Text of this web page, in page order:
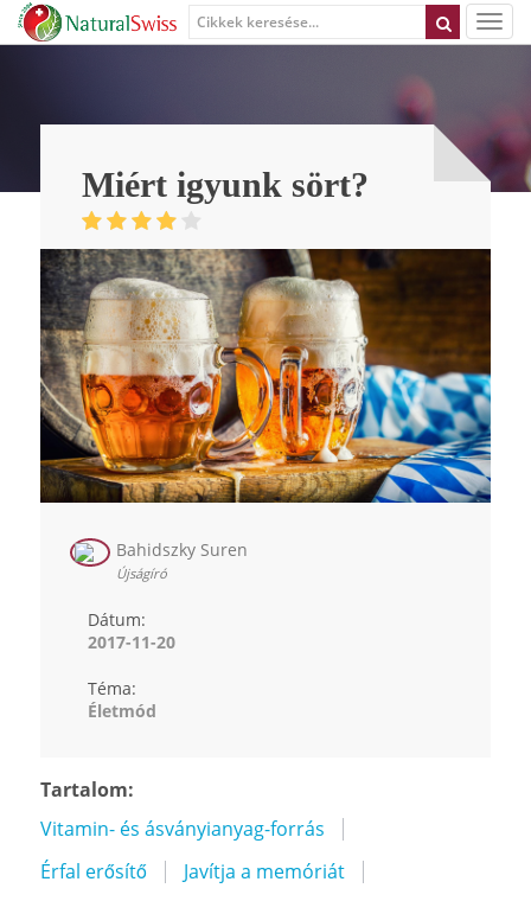
Miért igyunk sört?
Bahidszky Suren
Újságíró
Dátum:
2017-11-20
Téma:
Életmód
Tartalom:
Vitamin- és ásványianyag-forrás
Érfal erősítő
Javítja a memóriát